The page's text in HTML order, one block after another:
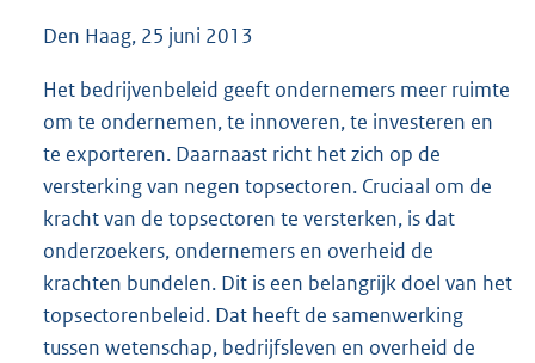
Den Haag, 25 juni 2013
Het bedrijvenbeleid geeft ondernemers meer ruimte
om te ondernemen, te innoveren, te investeren en
te exporteren. Daarnaast richt het zich op de
versterking van negen topsectoren. Cruciaal om de
kracht van de topsectoren te versterken, is dat
onderzoekers, ondernemers en overheid de
krachten bundelen. Dit is een belangrijk doel van het
topsectorenbeleid. Dat heeft de samenwerking
tussen wetenschap, bedrijfsleven en overheid de